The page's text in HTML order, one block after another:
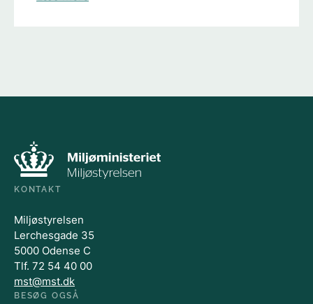
KONTAKT
Miljøstyrelsen
Lerchesgade 35
5000 Odense C
Tlf. 72 54 40 00
mst@mst.dk
BESØG OGSÅ